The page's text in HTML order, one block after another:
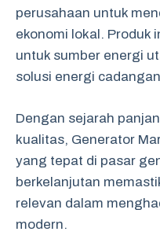
perusahaan untuk
ekonomi lokal. Produk
untuk sumber energi
solusi energi
Dengan sejarah
kualitas, Generator
yang tepat di pasar
berkelanjutan
relevan dalam
modern.